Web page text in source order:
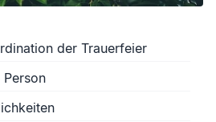
der Trauerfeier